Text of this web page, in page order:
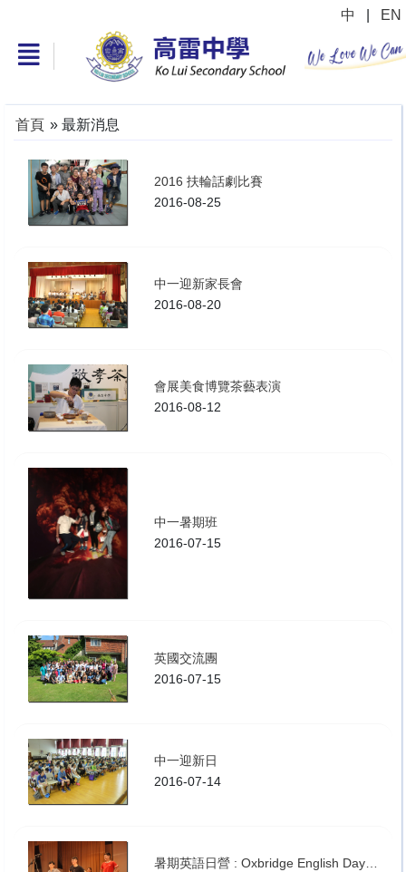
中 EN
首頁 » 最新消息
2016 扶輪話劇比賽
2016-08-25
中一迎新家長會
2016-08-20
會展美食博覽茶藝表演
2016-08-12
中一暑期班
2016-07-15
英國交流團
2016-07-15
中一迎新日
2016-07-14
暑期英語日營 : Oxbridge English Day Camp